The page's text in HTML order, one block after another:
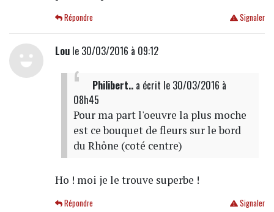
Signaler
Répondre
Loule 30/03/2016 à 09:12
Philibert..a écrit le 30/03/2016 à
08h45
Pour ma part l'oeuvre la plus moche
est ce bouquet de fleurs sur le bord
du Rhône (coté centre)
Ho ! moi je le trouve superbe !
Signaler
Répondre